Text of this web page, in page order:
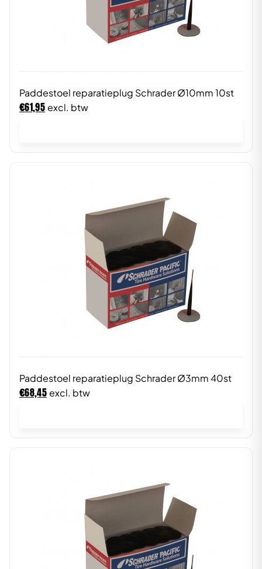
Paddestoel reparatieplug Schrader Ø10mm 10st
€61,95 excl. btw
Paddestoel reparatieplug Schrader Ø3mm 40st
€68,45 excl. btw